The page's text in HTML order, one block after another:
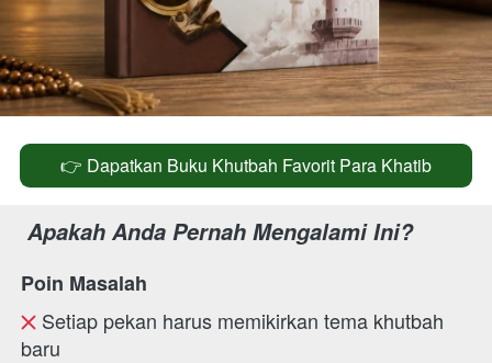
`
👉 Dapatkan Buku Khutbah Favorit Para Khatib
Apakah Anda Pernah Mengalami Ini?
Poin Masalah
Setiap pekan harus memikirkan tema khutbah
baru